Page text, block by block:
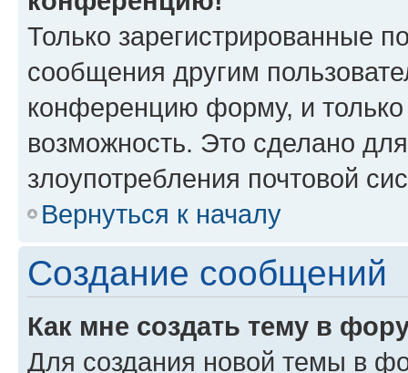
Только зарегистрированные
сообщения другим
конференцию форму, и
возможность. Это сделано
злоупотребления почтовой
Вернуться к началу
Создание сообщений
Как мне создать тему в
Для создания новой темы в